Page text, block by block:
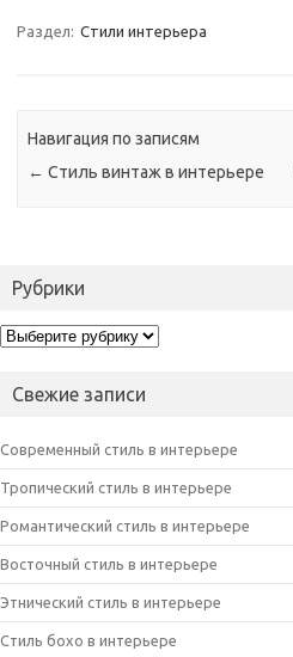
Раздел: Стили интерьера
Навигация по записям
← Стиль винтаж в интерьере
Рубрики
Рубрики
Свежие записи
Современный стиль в интерьере
Тропический стиль в интерьере
Романтический стиль в интерьере
Восточный стиль в интерьере
Этнический стиль в интерьере
Стиль бохо в интерьере